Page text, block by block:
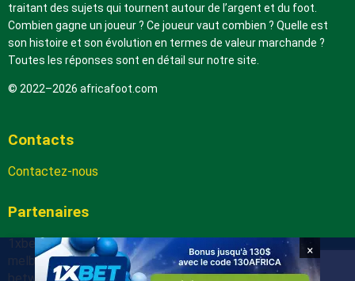
traitant des sujets qui tournent autour de l’argent et du foot.
Combien gagne un joueur ? Ce joueur vaut combien ? Quelle est
son histoire et son évolution en termes de valeur marchande ?
Toutes les réponses sont en détail sur notre site.
© 2022–2026 africafoot.com
Contacts
Contactez-nous
Partenaires
1xbetapk.africafoot.com
melbet.africafoot.com
betwinnerapp.africafoot.com
×